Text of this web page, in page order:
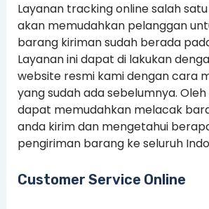
Layanan tracking online salah
akan memudahkan pelanggan
barang kiriman sudah berada
Layanan ini dapat di lakukan
website resmi kami dengan cara
yang sudah ada sebelumnya.
dapat memudahkan melacak
anda kirim dan mengetahui
pengiriman barang ke seluruh
Customer Service Online